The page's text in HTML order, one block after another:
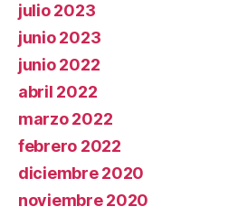
julio 2023
junio 2023
junio 2022
abril 2022
marzo 2022
febrero 2022
diciembre 2020
noviembre 2020